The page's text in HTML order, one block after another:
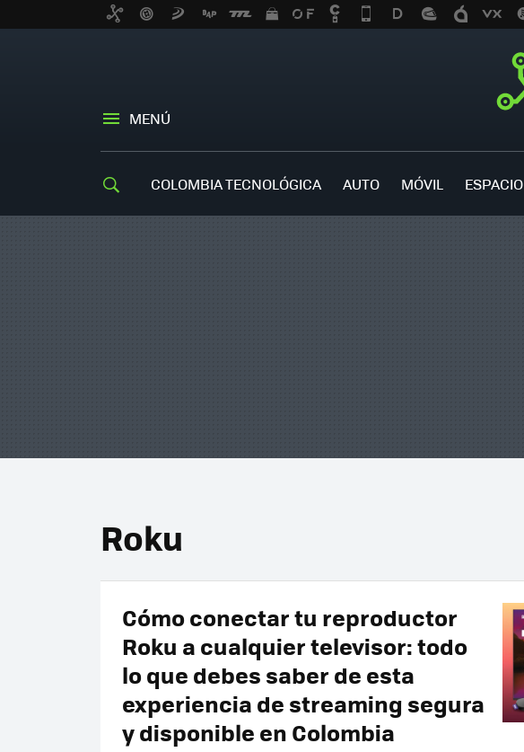
MENÚ
COLOMBIA TECNOLÓGICA AUTO MÓVIL ESPACIO
Roku
Cómo conectar tu reproductor
Roku a cualquier televisor: todo
lo que debes saber de esta
experiencia de streaming segura
y disponible en Colombia